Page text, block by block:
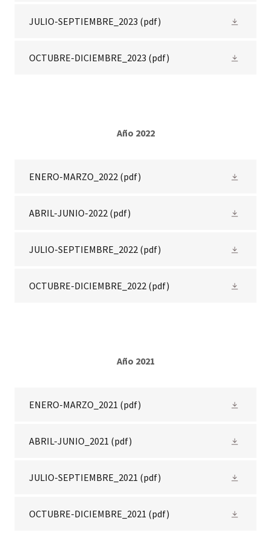
JULIO-SEPTIEMBRE_2023 (pdf)
OCTUBRE-DICIEMBRE_2023 (pdf)
Año 2022
ENERO-MARZO_2022 (pdf)
ABRIL-JUNIO-2022 (pdf)
JULIO-SEPTIEMBRE_2022 (pdf)
OCTUBRE-DICIEMBRE_2022 (pdf)
Año 2021
ENERO-MARZO_2021 (pdf)
ABRIL-JUNIO_2021 (pdf)
JULIO-SEPTIEMBRE_2021 (pdf)
OCTUBRE-DICIEMBRE_2021 (pdf)